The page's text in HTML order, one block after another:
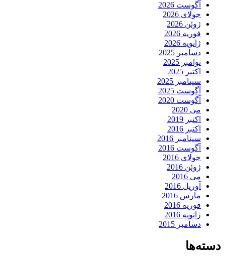
آگوست 2026
جولای 2026
ژوئن 2026
فوریه 2026
ژانویه 2026
دسامبر 2025
نوامبر 2025
اکتبر 2025
سپتامبر 2025
آگوست 2025
آگوست 2020
می 2020
اکتبر 2019
اکتبر 2016
سپتامبر 2016
آگوست 2016
جولای 2016
ژوئن 2016
می 2016
آوریل 2016
مارس 2016
فوریه 2016
ژانویه 2016
دسامبر 2015
دسته‌ها